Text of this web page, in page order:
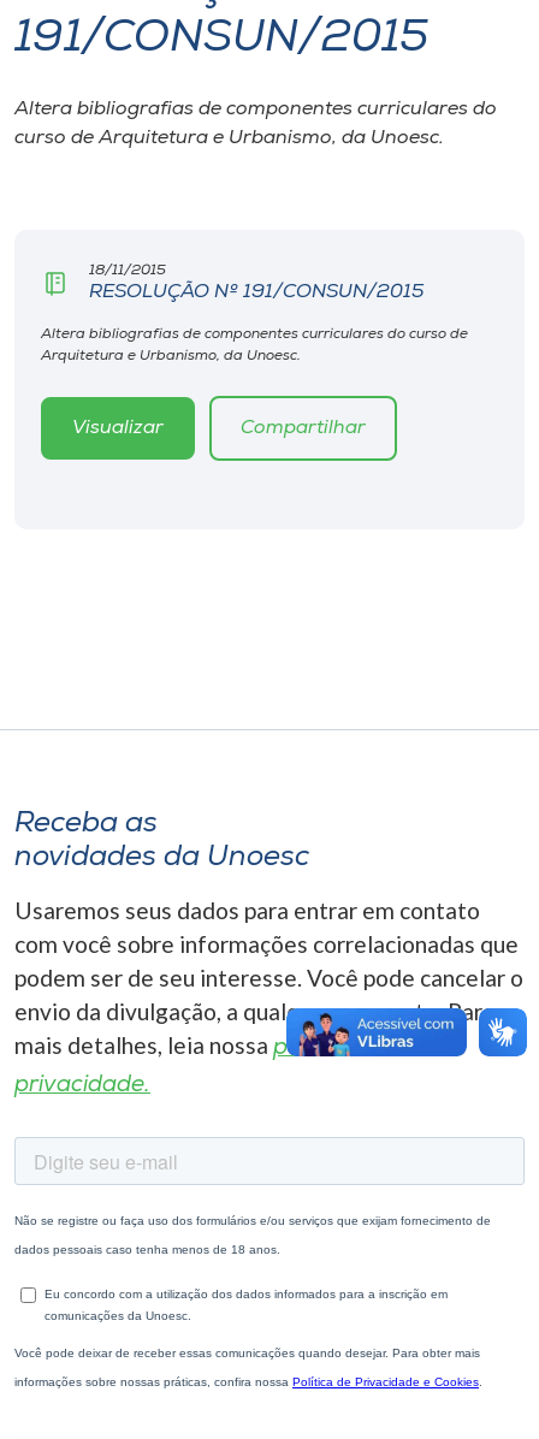
I.nova
Diplomados
CPA
Biblioteca
Editora
A-
191/CONSUN/2015
Altera bibliografias de componentes curriculares do
curso de Arquitetura e Urbanismo, da Unoesc.
18/11/2015
RESOLUÇÃO Nº 191/CONSUN/2015
Altera bibliografias de componentes curriculares do curso de
Arquitetura e Urbanismo, da Unoesc.
Visualizar Compartilhar
Receba as
novidades da Unoesc
Usaremos seus dados para entrar em contato
com você sobre informações correlacionadas que
podem ser de seu interesse. Você pode cancelar o
envio da divulgação, a qualquer momento. Para
mais detalhes, leia nossa política de
privacidade.